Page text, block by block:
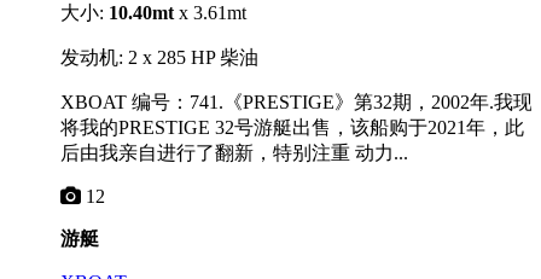
大小: 10.40mt x 3.61mt
发动机: 2 x 285 HP 柴油
XBOAT 编号：741.《PRESTIGE》第32期，2002年.我现
将我的PRESTIGE 32号游艇出售，该船购于2021年，此
后由我亲自进行了翻新，特别注重 动力...
12
游艇